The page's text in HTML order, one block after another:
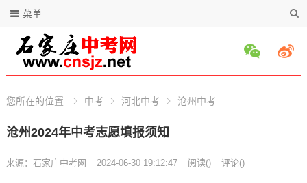
菜单
您所在的位置 中考 河北中考 沧州中考
沧州2024年中考志愿填报须知
来源： 石家庄中考网 2024-06-30 19:12:47 阅读() 评论()